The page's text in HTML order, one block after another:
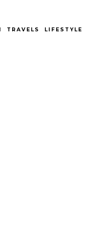
TRAVELS LIFESTYLE